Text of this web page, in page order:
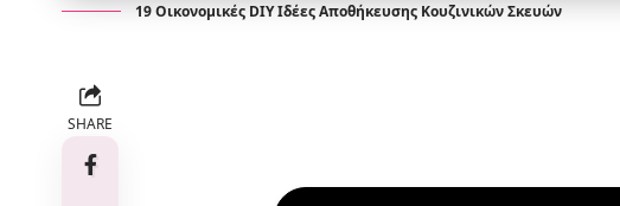
19 Οικονομικές DIY Ιδέες Αποθήκευσης Κουζινικών Σκευών
SHARE